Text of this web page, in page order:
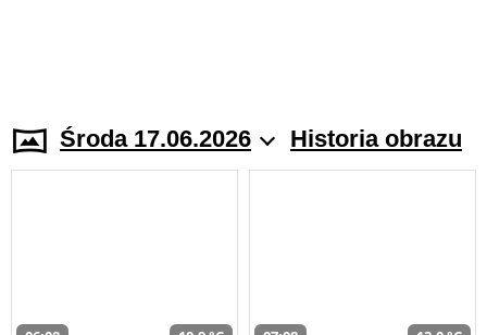
Środa 17.06.2026 Historia obrazu